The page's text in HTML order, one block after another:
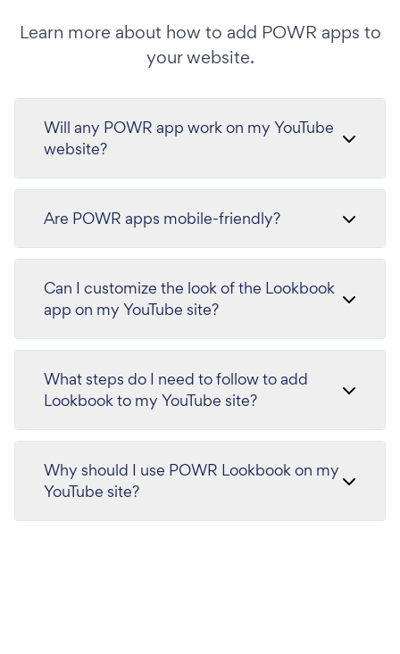
Learn more about how to add POWR apps to
your website.
Will any POWR app work on my YouTube
website?
Are POWR apps mobile-friendly?
Can I customize the look of the Lookbook
app on my YouTube site?
What steps do I need to follow to add
Lookbook to my YouTube site?
Why should I use POWR Lookbook on my
YouTube site?